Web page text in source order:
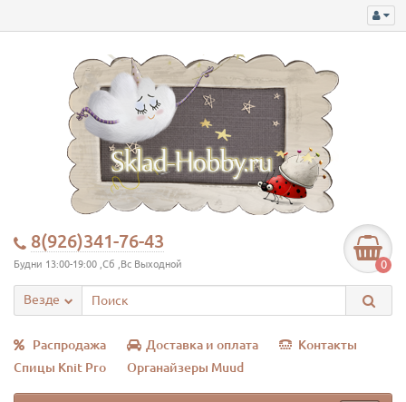
8(926)341-76-43
Будни 13:00-19:00 ,Сб ,Вс Выходной 0
Везде
Распродажа Доставка и оплата
Контакты
Спицы Knit Pro
Органайзеры Muud